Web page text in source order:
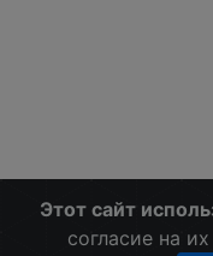
Этот сайт
согласие на